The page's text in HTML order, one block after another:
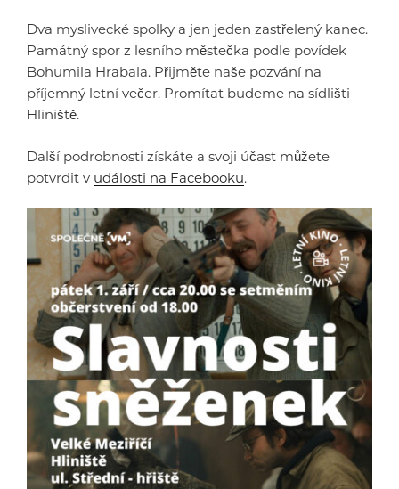
Dva myslivecké spolky a jen jeden zastřelený kanec.
Památný spor z lesního městečka podle povídek
Bohumila Hrabala. Přijměte naše pozvání na
příjemný letní večer. Promítat budeme na sídlišti
Hliniště.
Další podrobnosti získáte a svoji účast můžete
potvrdit v události na Facebooku.